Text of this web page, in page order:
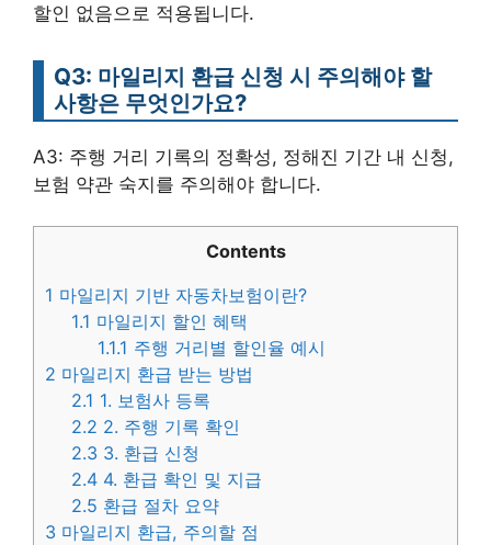
할인 없음으로 적용됩니다.
Q3: 마일리지 환급 신청 시 주의해야 할
사항은 무엇인가요?
A3: 주행 거리 기록의 정확성, 정해진 기간 내 신청,
보험 약관 숙지를 주의해야 합니다.
Contents
1 마일리지 기반 자동차보험이란?
1.1 마일리지 할인 혜택
1.1.1 주행 거리별 할인율 예시
2 마일리지 환급 받는 방법
2.1 1. 보험사 등록
2.2 2. 주행 기록 확인
2.3 3. 환급 신청
2.4 4. 환급 확인 및 지급
2.5 환급 절차 요약
3 마일리지 환급, 주의할 점